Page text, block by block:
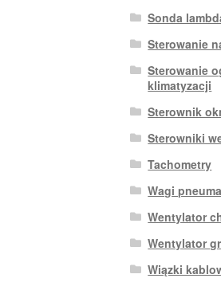
Sonda
Sterowanie
Sterowanie
klimatyzacji
Sterownik
Sterowniki
Tachometry
Wagi
Wentylator
Wentylator
Wiązki